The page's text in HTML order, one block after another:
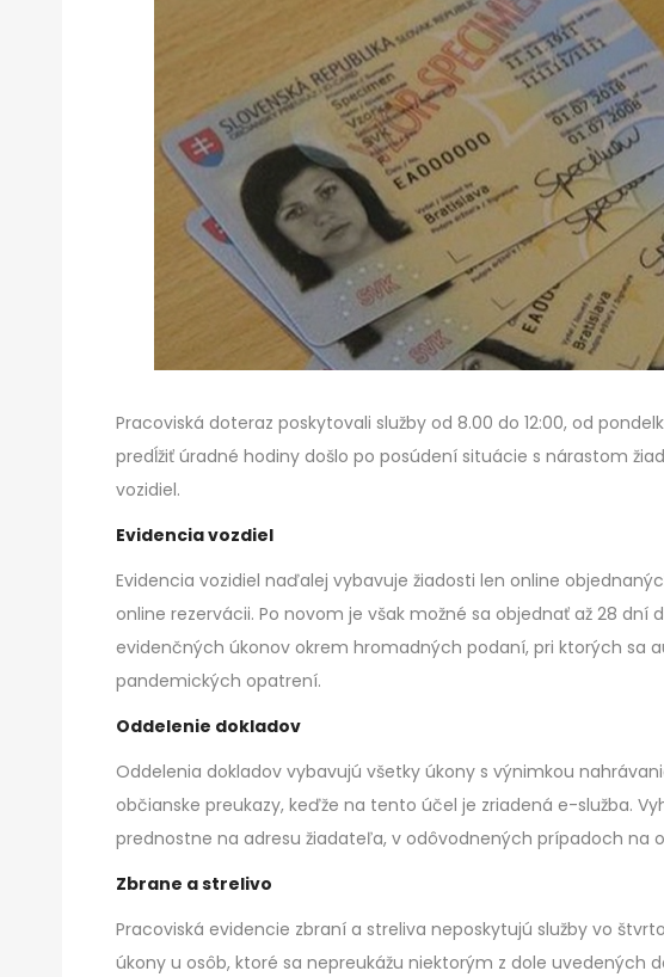
Pracoviská doteraz poskytovali služby od 8.00 do 12:00, od
predĺžiť úradné hodiny došlo po posúdení situácie s nárastom
vozidiel.
Evidencia vozdiel
Evidencia vozidiel naďalej vybavuje žiadosti len online
online rezervácii. Po novom je však možné sa objednať až 28 dní
evidenčných úkonov okrem hromadných podaní, pri ktorých sa
pandemických opatrení.
Oddelenie dokladov
Oddelenia dokladov vybavujú všetky úkony s výnimkou
občianske preukazy, keďže na tento účel je zriadená e-služba.
prednostne na adresu žiadateľa, v odôvodnených prípadoch na
Zbrane a strelivo
Pracoviská evidencie zbraní a streliva neposkytujú služby vo
úkony u osôb, ktoré sa nepreukážu niektorým z dole uvedených